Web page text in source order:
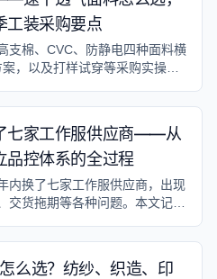
工装采购要点
支棉、CVC、防静电四种面料横
，以及打样试穿等采购实操要
七家工作服供应商——从
品控体系的全过程
内换了七家工作服供应商，出现
货拖期等各种问题。本文记录
么选？纺纱、织造、印